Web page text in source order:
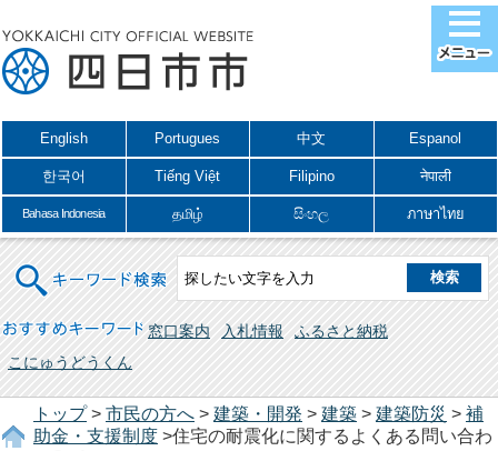
English Portugues 中文 Espanol
한국어 Tiếng Việt Filipino नेपाली
Bahasa Indonesia தமிழ் සිංහල ภาษาไทย
キーワード検索
おすすめキーワード 窓口案内 入札情報
ふるさと納税
こにゅうどうくん
トップ> 市民の方へ > 建築・開発 > 建築 > 建築防災 > 補
助金・支援制度 >住宅の耐震化に関するよくある問い合わ